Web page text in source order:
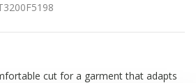
cut for a garment that adapts